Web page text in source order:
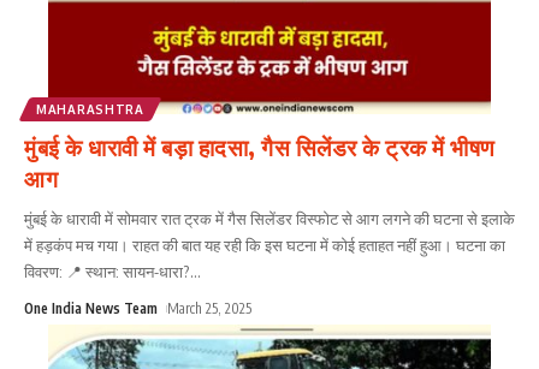
MAHARASHTRA
मुंबई के धारावी में बड़ा हादसा, गैस सिलेंडर के ट्रक में भीषण
आग
मुंबई के धारावी में सोमवार रात ट्रक में गैस सिलेंडर विस्फोट से आग लगने की घटना से इलाके
में हड़कंप मच गया। राहत की बात यह रही कि इस घटना में कोई हताहत नहीं हुआ। घटना का
विवरण: 📍 स्थान: सायन-धारा?...
One India News Team March 25, 2025